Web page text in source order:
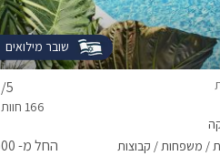
שובר מילואים
/5
החל מ- ₪1500